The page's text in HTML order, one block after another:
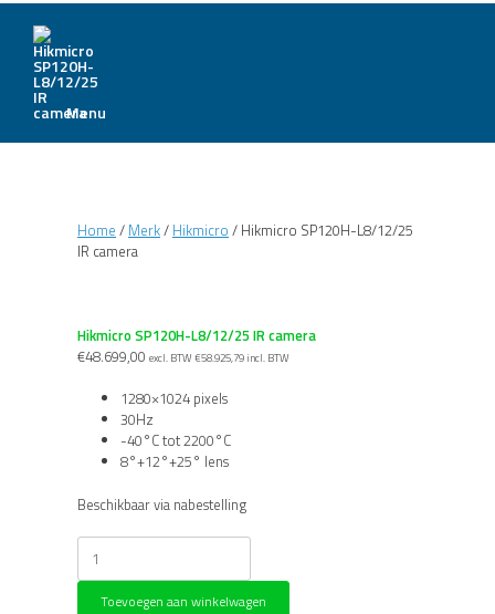
Menu
Home / Merk/ Hikmicro / Hikmicro SP120H-L8/12/25
IR camera
Hikmicro SP120H-L8/12/25 IR camera
€48.699,00 excl. BTW €58.925,79 incl. BTW
1280×1024 pixels
30Hz
-40°C tot 2200°C
8°+12°+25° lens
Beschikbaar via nabestelling
Hikmicro
SP120H-
L8/12/25
Toevoegen aan winkelwagen